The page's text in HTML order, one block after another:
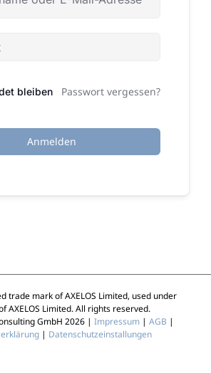
bleiben Passwort vergessen?
Anmelden
trade mark of AXELOS Limited, used under
AXELOS Limited. All rights reserved.
GmbH 2026 | Impressum | AGB |
| Datenschutzeinstallungen